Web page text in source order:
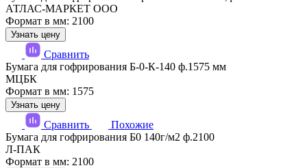
АТЛАС-МАРКЕТ ООО
Формат в мм: 2100
Узнать цену
Сравнить
Бумага для гофрирования Б-0-К-140 ф.1575 мм
МЦБК
Формат в мм: 1575
Узнать цену
Сравнить
Похожие
Бумага для гофрирования Б0 140г/м2 ф.2100
Л-ПАК
Формат в мм: 2100